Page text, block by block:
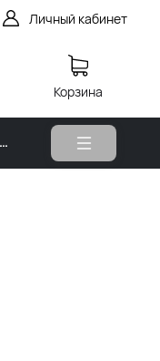
Личный кабинет
Корзина